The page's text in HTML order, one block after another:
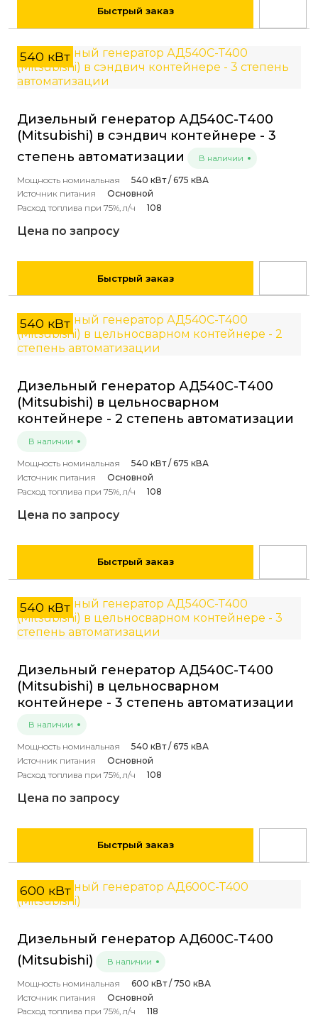
Быстрый заказ
540 кВт
Дизельный генератор АД540С-Т400
(Mitsubishi) в сэндвич контейнере - 3
степень автоматизации
В наличии
Мощность номинальная
540 кВт / 675 кВА
Источник питания
Основной
Расход топлива при 75%, л/ч
108
Цена по запросу
Быстрый заказ
540 кВт
Дизельный генератор АД540С-Т400
(Mitsubishi) в цельносварном
контейнере - 2 степень автоматизации
В наличии
Мощность номинальная
540 кВт / 675 кВА
Источник питания
Основной
Расход топлива при 75%, л/ч
108
Цена по запросу
Быстрый заказ
540 кВт
Дизельный генератор АД540С-Т400
(Mitsubishi) в цельносварном
контейнере - 3 степень автоматизации
В наличии
Мощность номинальная
540 кВт / 675 кВА
Источник питания
Основной
Расход топлива при 75%, л/ч
108
Цена по запросу
Быстрый заказ
600 кВт
Дизельный генератор АД600С-Т400
(Mitsubishi)
В наличии
Мощность номинальная
600 кВт / 750 кВА
Источник питания
Основной
Расход топлива при 75%, л/ч
118